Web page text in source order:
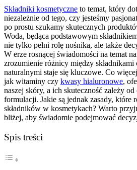
Składniki kosmetyczne to temat, który
niezależnie od tego, czy jesteśmy
po prostu szukamy skutecznych
Woda, będąca podstawowym
nie tylko pełni rolę nośnika, ale także
W erze rosnącej świadomości na temat
zrozumienie różnicy między składnikami
naturalnymi staje się kluczowe. Co
jak witaminy czy kwasy hialuronowe,
naszej skóry, a ich skuteczność zależy
formulacji. Jakie są jednak zasady, które
składników w kosmetykach? Warto
bliżej, aby świadomie podejmować
Spis treści